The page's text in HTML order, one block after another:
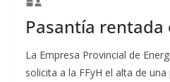
Pasantía rentada
La Empresa Provincial de
solicita a la FFyH el alta de